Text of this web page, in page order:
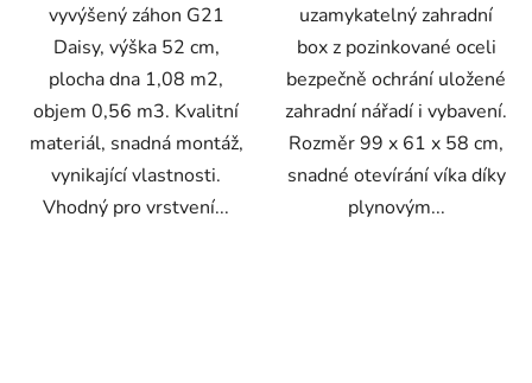
vyvýšený záhon G21
Daisy, výška 52 cm,
plocha dna 1,08 m2,
objem 0,56 m3. Kvalitní
materiál, snadná montáž,
vynikající vlastnosti.
Vhodný pro vrstvení...
uzamykatelný zahradní
box z pozinkované oceli
bezpečně ochrání uložené
zahradní nářadí i vybavení.
Rozměr 99 x 61 x 58 cm,
snadné otevírání víka díky
plynovým...